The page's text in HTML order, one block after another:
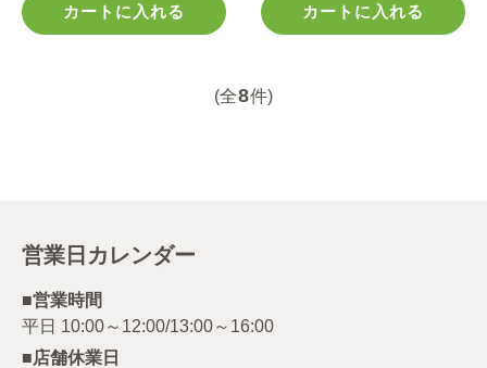
カートに入れる カートに入れる
(全8件)
営業日カレンダー
■営業時間
■店舗休業日